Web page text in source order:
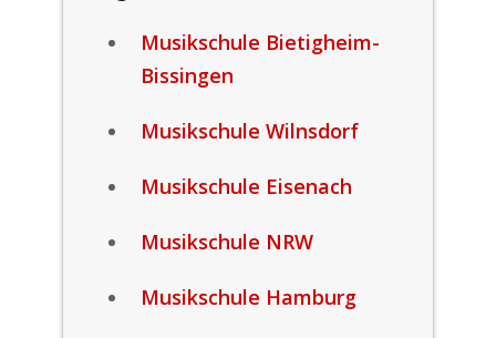
Musikschule Bietigheim-
Bissingen
Musikschule Wilnsdorf
Musikschule Eisenach
Musikschule NRW
Musikschule Hamburg